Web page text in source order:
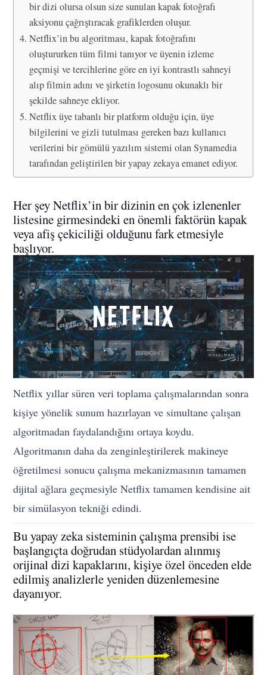
bir dizi olursa olsun size sunulan kapak fotoğrafı
aksiyonu çağrıştıracak grafiklerden oluşur.
Netflix’in bu algoritması, kapak fotoğrafını
oluştururken tüm filmi tanıyor ve üyenin izleme
geçmişi ve tercihlerine göre en iyi kontrastlı sahneyi
alıp filmin adını ve şirketin logosunu okunaklı bir
şekilde sahneye ekliyor.
Netflix üye tabanlı bir platform olduğu için, üye
bilgilerini ve gizli tutulması gereken bazı kullanıcı
verilerini bir gömülü yazılım sistemi olan Synamedia
tarafından geliştirilen bir yapay zekaya emanet ediyor.
Her şey Netflix’in bir dizinin en çok izlenenler
listesine girmesindeki en önemli faktörün kapak
veya afiş çekiciliği olduğunu fark etmesiyle
başlıyor.
Netflix yıllar süren veri toplama çalışmalarından sonra
kişiye yönelik sunum hazırlayan ve simultane çalışan
algoritmadan faydalandığını ortaya koydu.
Algoritmanın daha da zenginleştirilerek makineye
öğretilmesi sonucu çalışma mekanizmasının tamamen
dijital ağlara geçmesiyle Netflix tamamen kendisine ait
bir simülasyon tekniği edindi.
Bu yapay zeka sisteminin çalışma prensibi ise
başlangıçta doğrudan stüdyolardan alınmış
orijinal dizi kapaklarını, kişiye özel önceden elde
edilmiş analizlerle yeniden düzenlemesine
dayanıyor.